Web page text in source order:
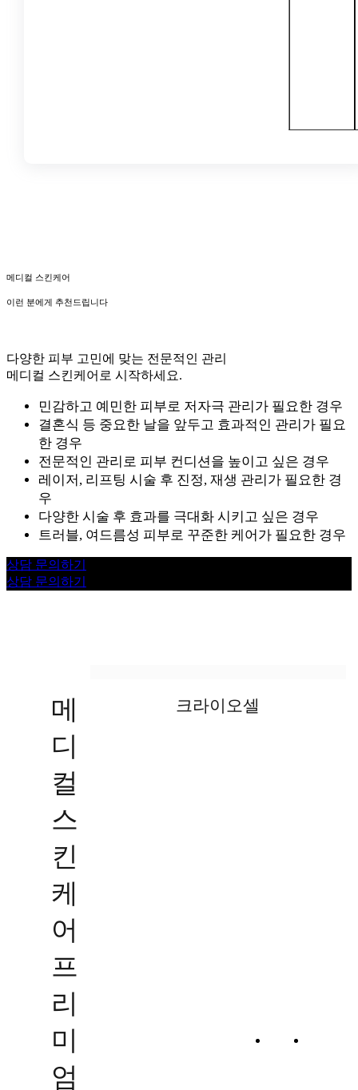
로그인
메디컬 스킨케어
이런 분에게 추천드립니다
다양한 피부 고민에 맞는 전문적인 관리
메디컬 스킨케어로 시작하세요.
민감하고 예민한 피부로 저자극 관리가 필요한 경우
결혼식 등 중요한 날을 앞두고 효과적인 관리가 필요
한 경우
전문적인 관리로 피부 컨디션을 높이고 싶은 경우
레이저, 리프팅 시술 후 진정, 재생 관리가 필요한 경
우
다양한 시술 후 효과를 극대화 시키고 싶은 경우
트러블, 여드름성 피부로 꾸준한 케어가 필요한 경우
상담 문의하기
상담 문의하기
메
디
컬
스
킨
케
어
프
리
미
엄
크라이오셀